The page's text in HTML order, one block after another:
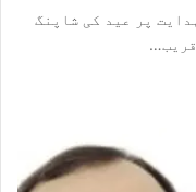
پر عید کی شاپنگ